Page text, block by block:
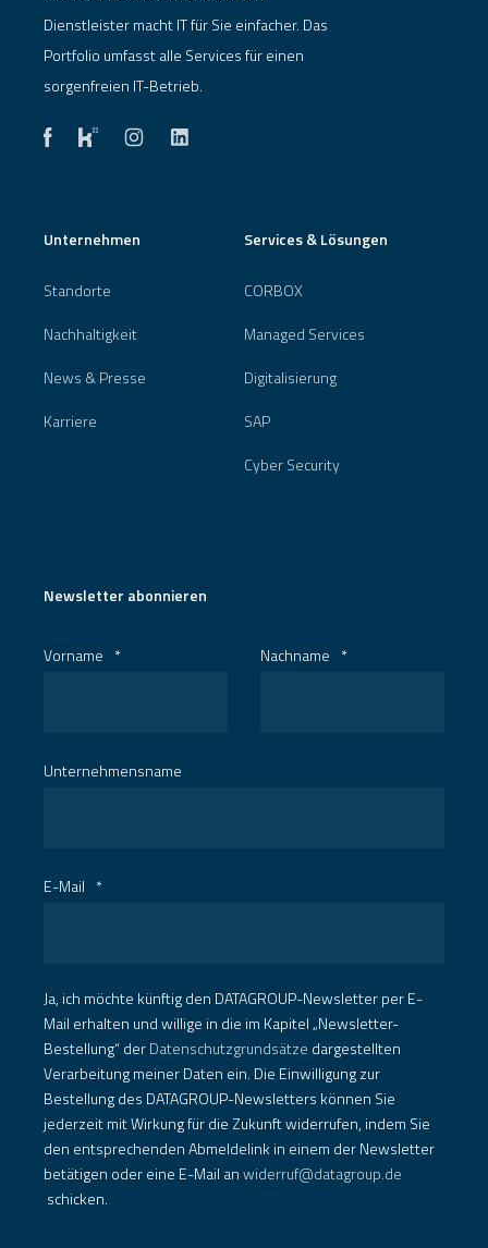
Dienstleister macht IT für Sie einfacher. Das
Portfolio umfasst alle Services für einen
sorgenfreien IT-Betrieb.
Unternehmen
Standorte
Nachhaltigkeit
News & Presse
Karriere
Services & Lösungen
CORBOX
Managed Services
Digitalisierung
SAP
Cyber Security
Newsletter abonnieren
Vorname * Nachname *
Unternehmensname
E-Mail *
Ja, ich möchte künftig den DATAGROUP-Newsletter per E-
Mail erhalten und willige in die im Kapitel „Newsletter-
Bestellung“ derDatenschutzgrundsätze dargestellten
Verarbeitung meiner Daten ein. Die Einwilligung zur
Bestellung des DATAGROUP-Newsletters können Sie
jederzeit mit Wirkung für die Zukunft widerrufen, indem Sie
den entsprechenden Abmeldelink in einem der Newsletter
betätigen oder eine E-Mail anwiderruf@datagroup.de
schicken.